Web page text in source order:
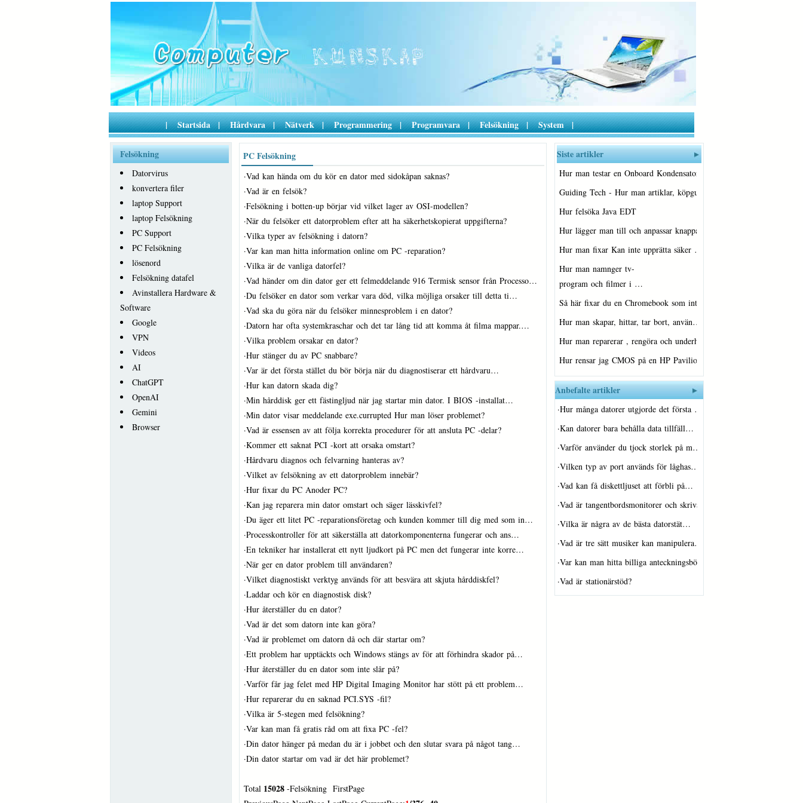
| Startsida | Hårdvara | Nätverk | Programmering | Programvara | Felsökning | System |
Felsökning
Datorvirus
konvertera filer
laptop Support
laptop Felsökning
PC Support
PC Felsökning
lösenord
Felsökning datafel
Avinstallera Hardware &
Software
Google
VPN
Videos
AI
ChatGPT
OpenAI
Gemini
Browser
PC Felsökning
·Vad kan hända om du kör en dator med sidokåpan saknas?
·Vad är en felsök?
·Felsökning i botten-up börjar vid vilket lager av OSI-modellen?
·När du felsöker ett datorproblem efter att ha säkerhetskopierat uppgifterna?
·Vilka typer av felsökning i datorn?
·Var kan man hitta information online om PC -reparation?
·Vilka är de vanliga datorfel?
·Vad händer om din dator ger ett felmeddelande 916 Termisk sensor från Processo…
·Du felsöker en dator som verkar vara död, vilka möjliga orsaker till detta ti…
·Vad ska du göra när du felsöker minnesproblem i en dator?
·Datorn har ofta systemkraschar och det tar lång tid att komma åt filma mappar.…
·Vilka problem orsakar en dator?
·Hur stänger du av PC snabbare?
·Var är det första stället du bör börja när du diagnostiserar ett hårdvaru…
·Hur kan datorn skada dig?
·Min hårddisk ger ett fästingljud när jag startar min dator. I BIOS -installat…
·Min dator visar meddelande exe.currupted Hur man löser problemet?
·Vad är essensen av att följa korrekta procedurer för att ansluta PC -delar?
·Kommer ett saknat PCI -kort att orsaka omstart?
·Hårdvaru diagnos och felvarning hanteras av?
·Vilket av felsökning av ett datorproblem innebär?
·Hur fixar du PC Anoder PC?
·Kan jag reparera min dator omstart och säger lässkivfel?
·Du äger ett litet PC -reparationsföretag och kunden kommer till dig med som in…
·Processkontroller för att säkerställa att datorkomponenterna fungerar och ans…
·En tekniker har installerat ett nytt ljudkort på PC men det fungerar inte korre…
·När ger en dator problem till användaren?
·Vilket diagnostiskt verktyg används för att besvära att skjuta hårddiskfel?
·Laddar och kör en diagnostisk disk?
·Hur återställer du en dator?
·Vad är det som datorn inte kan göra?
·Vad är problemet om datorn då och där startar om?
·Ett problem har upptäckts och Windows stängs av för att förhindra skador på…
·Hur återställer du en dator som inte slår på?
·Varför får jag felet med HP Digital Imaging Monitor har stött på ett problem…
·Hur reparerar du en saknad PCI.SYS -fil?
·Vilka är 5-stegen med felsökning?
·Var kan man få gratis råd om att fixa PC -fel?
·Din dator hänger på medan du är i jobbet och den slutar svara på något tang…
·Din dator startar om vad är det här problemet?
Total 15028 -Felsökning FirstPage
Siste artikler
Hur man testar en Onboard Kondensator
Guiding Tech - Hur man artiklar, köpgui…
Hur felsöka Java EDT
Hur lägger man till och anpassar knappa…
Hur man fixar Kan inte upprätta säker …
Hur man namnger tv-
program och filmer i …
Så här fixar du en Chromebook som inte…
Hur man skapar, hittar, tar bort, använ…
Hur man reparerar , rengöra och underhå…
Hur rensar jag CMOS på en HP Pavilion 8…
Anbefalte artikler
·Hur många datorer utgjorde det första …
·Kan datorer bara behålla data tillfäll…
·Varför använder du tjock storlek på m…
·Vilken typ av port används för låghas…
·Vad kan få diskettljuset att förbli på…
·Vad är tangentbordsmonitorer och skriva…
·Vilka är några av de bästa datorstät…
·Vad är tre sätt musiker kan manipulera…
·Var kan man hitta billiga anteckningsbö…
·Vad är stationärstöd?